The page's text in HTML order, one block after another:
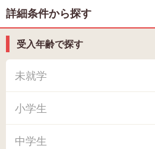
詳細条件から探す
受入年齢で探す
未就学
小学生
中学生